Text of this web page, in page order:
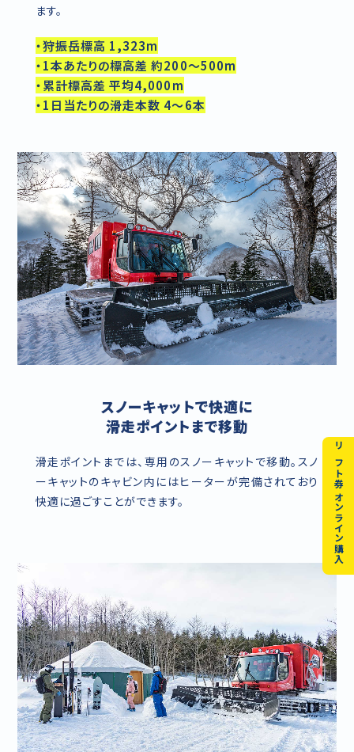
リフト券 オンライン購入
ます。
・狩振岳標高 1,323m
・1本あたりの標高差 約200～500m
・累計標高差 平均4,000m
・1日当たりの滑走本数 4～6本
スノーキャットで快適に
滑走ポイントまで移動
滑走ポイントまでは、専用のスノーキャットで移動。スノ
ーキャットのキャビン内にはヒーターが完備されており
快適に過ごすことができます。